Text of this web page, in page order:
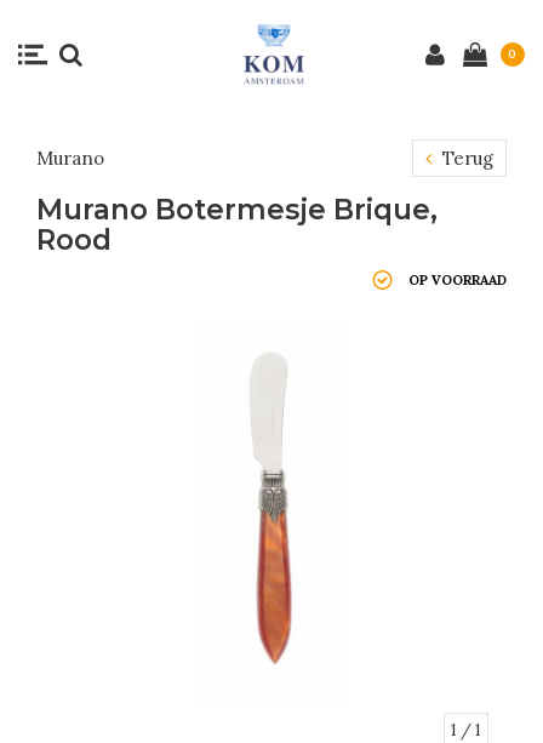
0
Murano Terug
Murano Botermesje Brique,
Rood
OP VOORRAAD
1 / 1